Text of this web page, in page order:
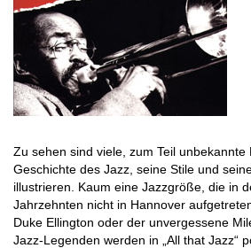
Zu sehen sind viele, zum Teil unbekannte
Geschichte des Jazz, seine Stile und
illustrieren. Kaum eine Jazzgröße, die in
Jahrzehnten nicht in Hannover
Duke Ellington oder der unvergessene
Jazz-Legenden werden in „All that Jazz“